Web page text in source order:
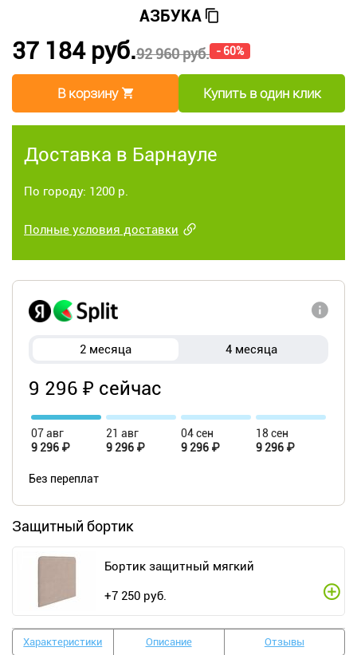
АЗБУКА
92 960 руб. - 60%
37 184 руб.
В корзину Купить в один клик
Доставка в Барнауле
По городу: 1200 р.
Полные условия доставки
2 месяца 4 месяца
9 296 ₽ сейчас
07 авг
9 296 ₽
21 авг
9 296 ₽
04 сен
9 296 ₽
18 сен
9 296 ₽
Без переплат
Защитный бортик
Бортик защитный мягкий
+7 250 руб.
Характеристики Описание Отзывы